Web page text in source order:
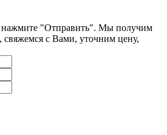
нажмите "Отправить". Мы получим
свяжемся с Вами, уточним цену,